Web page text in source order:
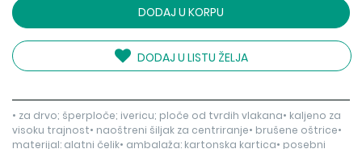
DODAJ U KORPU
DODAJ U LISTU ŽELJA
• za drvo; šperploče; ivericu; ploče od tvrdih vlakana• kaljeno za
visoku trajnost• naoštreni šiljak za centriranje• brušene oštrice•
materijal: alatni čelik• ambalaža: kartonska kartica• posebni